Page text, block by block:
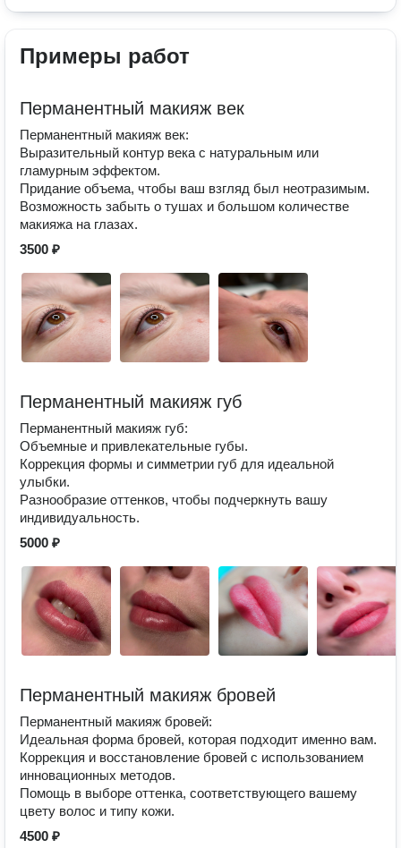
Примеры работ
Перманентный макияж век
Перманентный макияж век:
Выразительный контур века с натуральным или
гламурным эффектом.
Придание объема, чтобы ваш взгляд был неотразимым.
Возможность забыть о тушах и большом количестве
макияжа на глазах.
3500 ₽
Перманентный макияж губ
Перманентный макияж губ:
Объемные и привлекательные губы.
Коррекция формы и симметрии губ для идеальной
улыбки.
Разнообразие оттенков, чтобы подчеркнуть вашу
индивидуальность.
5000 ₽
Перманентный макияж бровей
Перманентный макияж бровей:
Идеальная форма бровей, которая подходит именно вам.
Коррекция и восстановление бровей с использованием
инновационных методов.
Помощь в выборе оттенка, соответствующего вашему
цвету волос и типу кожи.
4500 ₽